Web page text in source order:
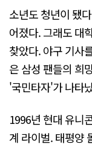
소년도 청년이 됐
어졌다. 그래도 대
찾았다. 야구 기사
은 삼성 팬들의 희
'국민타자'가 나타
1996년 현대 유니
계 라이벌. 태평양